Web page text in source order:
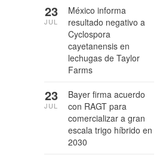
México informa
resultado negativo a
Cyclospora
cayetanensis en
lechugas de Taylor
Farms
23
JUL
Bayer firma acuerdo
con RAGT para
comercializar a gran
escala trigo híbrido en
2030
23
JUL